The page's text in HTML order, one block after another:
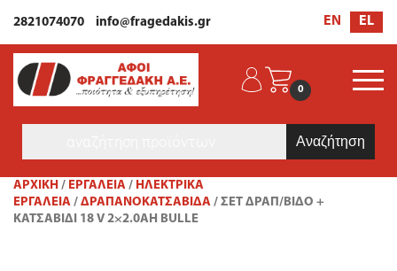
2821074070 info@fragedakis.gr EN EL
0
ΑΡΧΙΚΉ / ΕΡΓΑΛΕΙΑ / ΗΛΕΚΤΡΙΚΆ
ΕΡΓΑΛΕΊΑ / ΔΡΑΠΑΝΟΚΑΤΣΆΒΙΔΑ / ΣΕΤ ΔΡΑΠ/ΒΙΔΟ +
ΚΑΤΣΑΒΊΔΙ 18 V 2×2.0AH BULLE